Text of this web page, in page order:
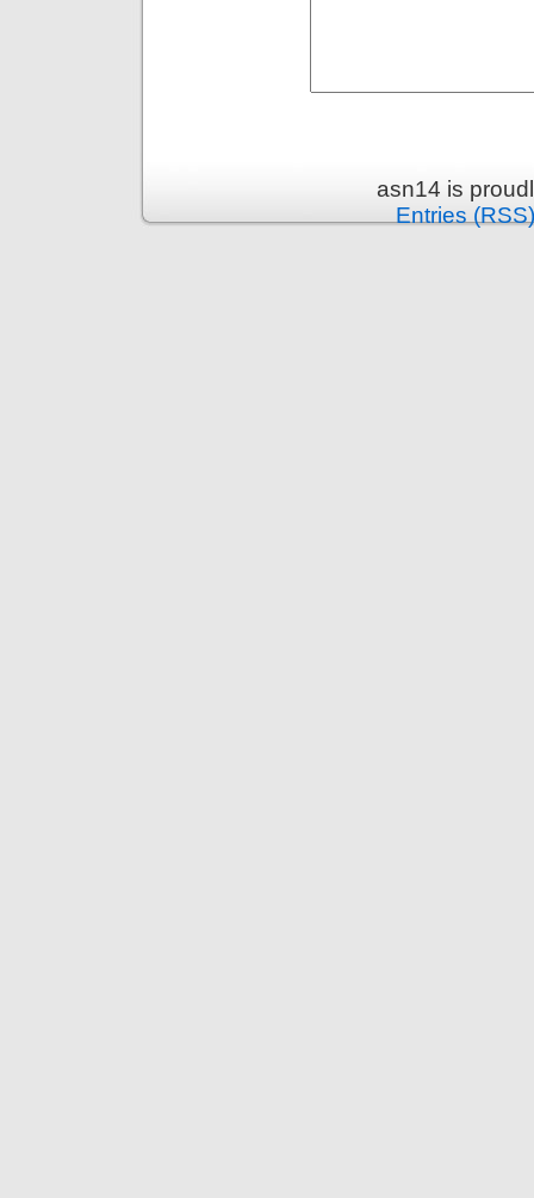
asn14 is
Entries (RSS)